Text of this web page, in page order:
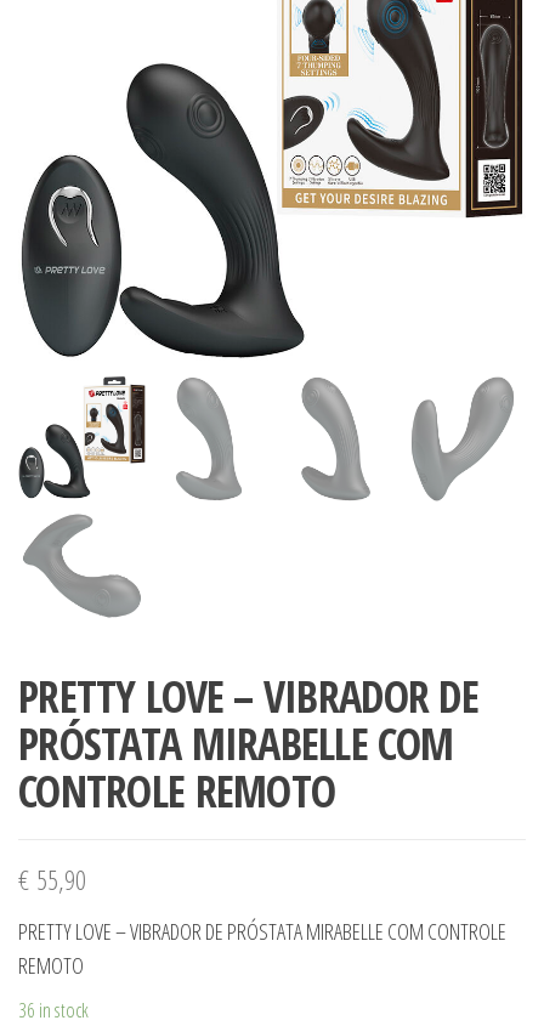
PRETTY LOVE – VIBRADOR DE
PRÓSTATA MIRABELLE COM
CONTROLE REMOTO
€ 55,90
PRETTY LOVE – VIBRADOR DE PRÓSTATA MIRABELLE COM CONTROLE
REMOTO
36 in stock